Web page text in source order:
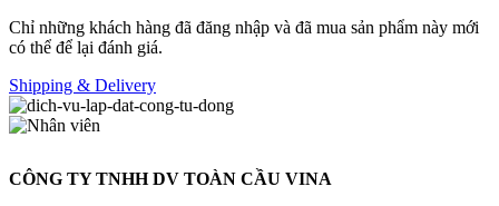
Chỉ những khách hàng đã đăng nhập và đã mua sản phẩm này mới
có thể để lại đánh giá.
Shipping & Delivery
CÔNG TY TNHH DV TOÀN CẦU VINA